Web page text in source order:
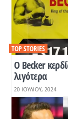
O Becker
λιγότερα
TOP STORIES
20 ΙΟΥΛΊΟΥ, 2024